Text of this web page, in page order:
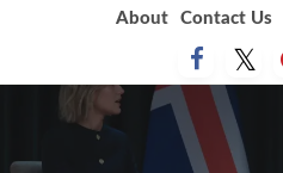
About Contact Us